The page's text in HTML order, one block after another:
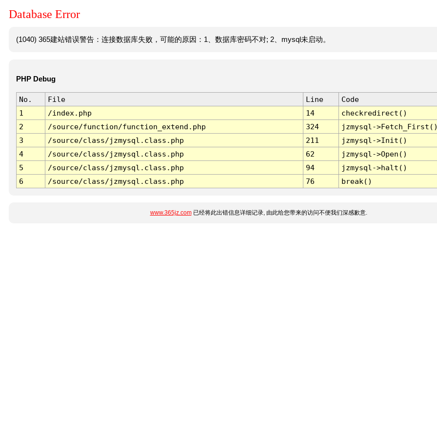
Database Error
(1040) 365建站错误警告：连接数据库失败，可能的原因：1、数据库密码不对; 2、mysql未启动。
PHP Debug
No. File Line
Code
1
/index.php 14
checkredirect()
2
/source/function/function_extend.php 324
jzmysql-
3
/source/class/jzmysql.class.php 211
jzmysql->Init()
4
/source/class/jzmysql.class.php 62
jzmysql->Open()
5
/source/class/jzmysql.class.php 94
jzmysql->halt()
6
/source/class/jzmysql.class.php 76 break()
www.365jz.com已经将此出错信息详细记录, 由此给您带来的访问不便我们深感歉意.